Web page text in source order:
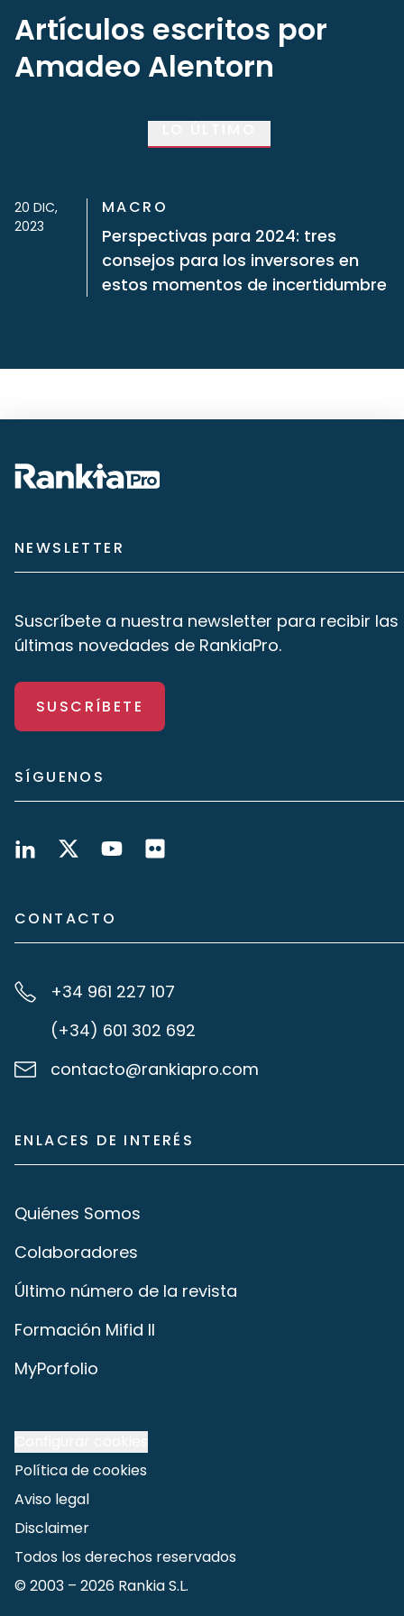
Artículos escritos por
Amadeo Alentorn
20 DIC,
2023
MACRO
Perspectivas para 2024: tres
consejos para los inversores en
estos momentos de incertidumbre
NEWSLETTER
Suscríbete a nuestra newsletter para recibir las
últimas novedades de RankiaPro.
SUSCRÍBETE
SÍGUENOS
CONTACTO
+34 961 227 107
(+34) 601 302 692
contacto@rankiapro.com
ENLACES DE INTERÉS
Quiénes Somos
Colaboradores
Último número de la revista
Formación Mifid II
MyPorfolio
Política de cookies
Aviso legal
Disclaimer
Todos los derechos reservados
© 2003 – 2026 Rankia S.L.